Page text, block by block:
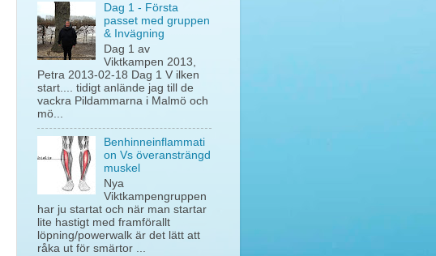
Dag 1 - Första
passet med gruppen
& Invägning
Dag 1 av
Viktkampen 2013,
Petra 2013-02-18 Dag 1 V ilken
start.... tidigt anlände jag till de
vackra Pildammarna i Malmö och
mö...
Benhinneinflammati
on Vs överansträngd
muskel
Nya
Viktkampengruppen
har ju startat och när man startar
lite hastigt med framförallt
löpning/powerwalk är det lätt att
råka ut för smärtor ...